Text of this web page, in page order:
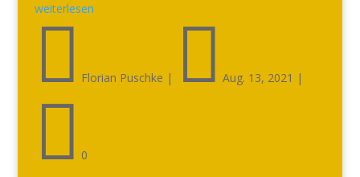
weiterlesen
 Florian Puschke |  Aug. 13, 2021 |
 0